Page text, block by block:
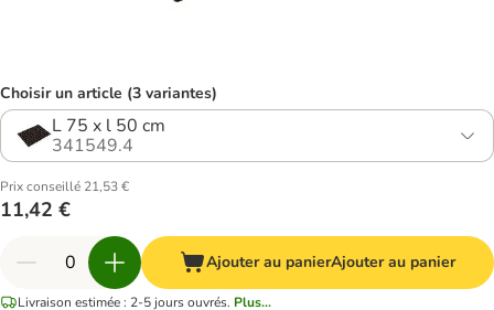
Choisir un article (3 variantes)
L 75 x l 50 cm
341549.4
Prix conseillé 21,53 €
11,42 €
Ajouter au panierAjouter au panier
Livraison estimée : 2-5 jours ouvrés. Plus...